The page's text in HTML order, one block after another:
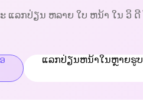
ແລກປ່ຽນ ຫລາຍ ໃບ ຫນ້າ ໃນ ວິ ດີ
ແລກປ່ຽນຫນ້າໃນຫຼາຍຮູບ